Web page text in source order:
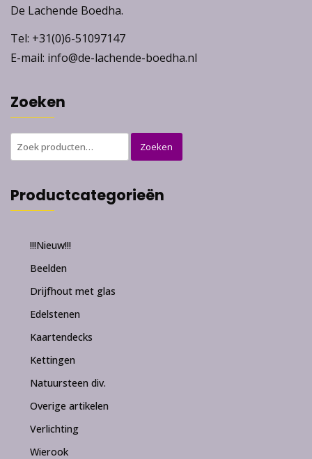
De Lachende Boedha.
Tel: +31(0)6-51097147
E-mail: info@de-lachende-boedha.nl
Zoeken
Zoeken
naar:
Zoeken
Productcategorieën
!!!Nieuw!!!
Beelden
Drijfhout met glas
Edelstenen
Kaartendecks
Kettingen
Natuursteen div.
Overige artikelen
Verlichting
Wierook